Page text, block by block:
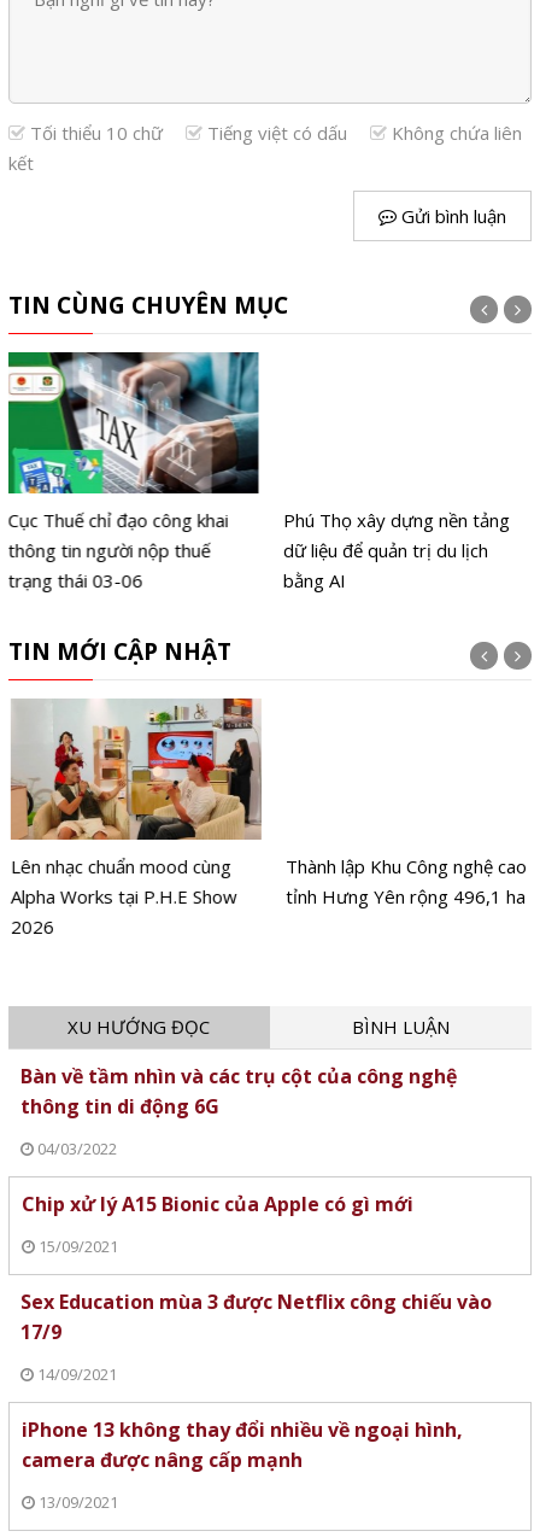
Tối thiểu 10 chữ Tiếng việt có dấu
Không chứa liên
kết
Gửi bình luận
TIN CÙNG CHUYÊN MỤC
Cục Thuế chỉ đạo công khai
thông tin người nộp thuế
trạng thái 03-06
Phú Thọ xây dựng nền tảng
dữ liệu để quản trị du lịch
bằng AI
TIN MỚI CẬP NHẬT
Lên nhạc chuẩn mood cùng
Alpha Works tại P.H.E Show
2026
Thành lập Khu Công nghệ cao
tỉnh Hưng Yên rộng 496,1 ha
XU HƯỚNG ĐỌC BÌNH LUẬN
Bàn về tầm nhìn và các trụ cột của công nghệ
thông tin di động 6G
04/03/2022
Chip xử lý A15 Bionic của Apple có gì mới
15/09/2021
Sex Education mùa 3 được Netflix công chiếu vào
17/9
14/09/2021
iPhone 13 không thay đổi nhiều về ngoại hình,
camera được nâng cấp mạnh
13/09/2021